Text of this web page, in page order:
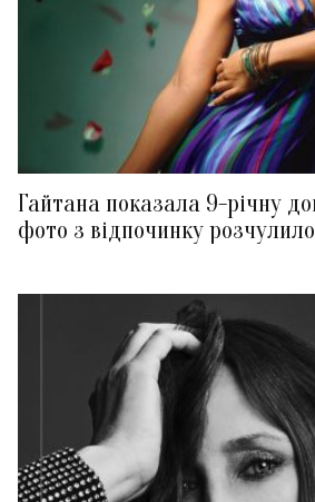
Гайтана показала 9-річну
фото з відпочинку